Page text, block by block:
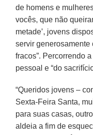
de homens e
vocês, que não
metade’, jovens
servir
fracos”. Percorrendo
pessoal e “do
“Queridos jovens –
Sexta-Feira Santa,
para suas casas,
aldeia a fim de